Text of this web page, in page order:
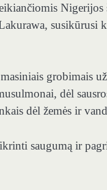
Nigerijos
susikūrusi
grobimais
dėl
dėl žemės ir
saugumą ir